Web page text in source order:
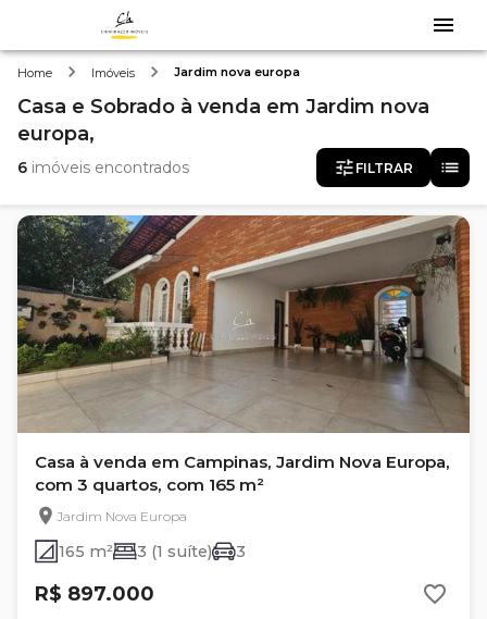
Home Imóveis Jardim nova europa
Casa e Sobrado à venda em Jardim nova
europa,
6 imóveis encontrados FILTRAR
Casa à venda em Campinas, Jardim Nova Europa,
com 3 quartos, com 165 m²
Jardim Nova Europa
165 m² 3 (1 suíte) 3
R$ 897.000